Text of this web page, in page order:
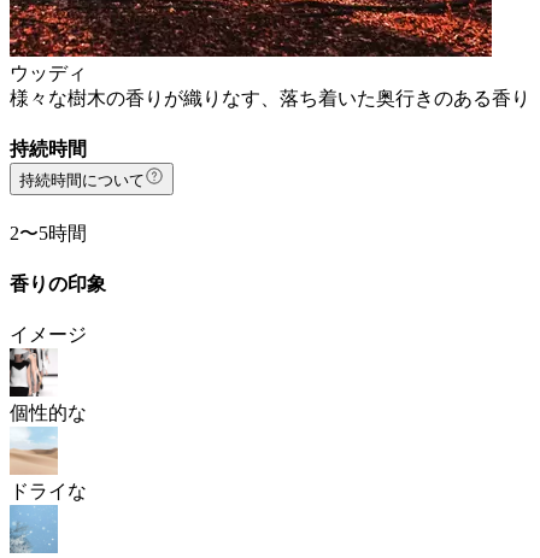
ウッディ
様々な樹木の香りが織りなす、落ち着いた奥行きのある香り
持続時間
持続時間について
2〜5時間
香りの印象
イメージ
個性的な
ドライな